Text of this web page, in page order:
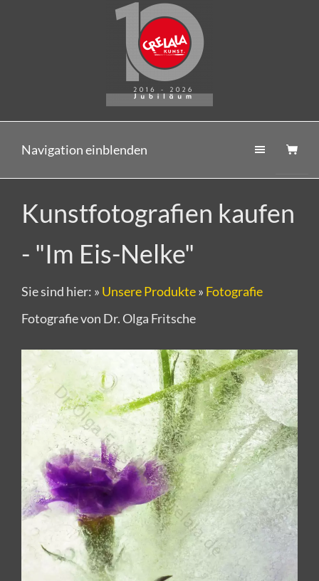
Navigation einblenden
Kunstfotografien kaufen
- "Im Eis-Nelke"
Sie sind hier: » Unsere Produkte» Fotografie
Fotografie von Dr. Olga Fritsche